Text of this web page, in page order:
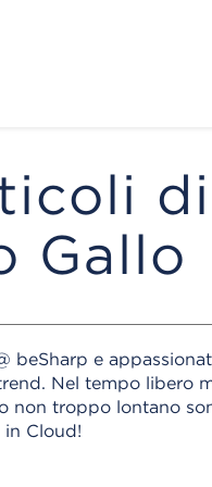
Gallo
beSharp e
Nel tempo libero
non troppo lontano
Cloud!